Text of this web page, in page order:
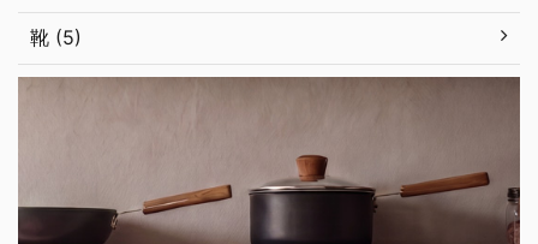
靴 (5)